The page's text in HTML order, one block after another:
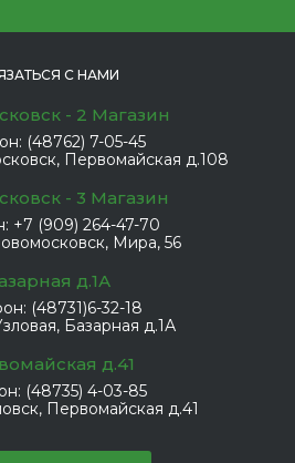
С НАМИ
- 2 Магазин
(48762) 7-05-45
Первомайская д.108
- 3 Магазин
+7 (909) 264-47-70
Мира, 56
д.1А
(48731)6-32-18
Базарная д.1А
д.41
(48735) 4-03-85
Первомайская д.41